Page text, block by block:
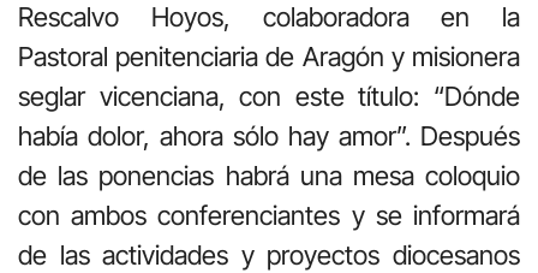
Rescalvo Hoyos, colaboradora en la
Pastoral penitenciaria de Aragón y misionera
seglar vicenciana, con este título: “Dónde
había dolor, ahora sólo hay amor”. Después
de las ponencias habrá una mesa coloquio
con ambos conferenciantes y se informará
de las actividades y proyectos diocesanos